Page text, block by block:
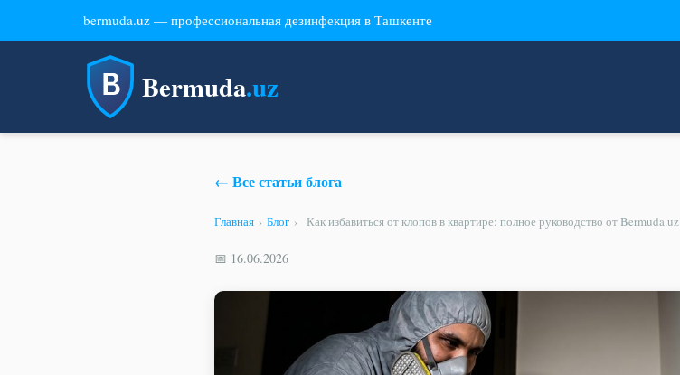
bermuda.uz — профессиональная дезинфекция в Ташкенте
Bermuda.uz
← Все статьи блога
Главная › Блог › Как избавиться от клопов в квартире: полное руководство от Bermuda.uz
📅 16.06.2026